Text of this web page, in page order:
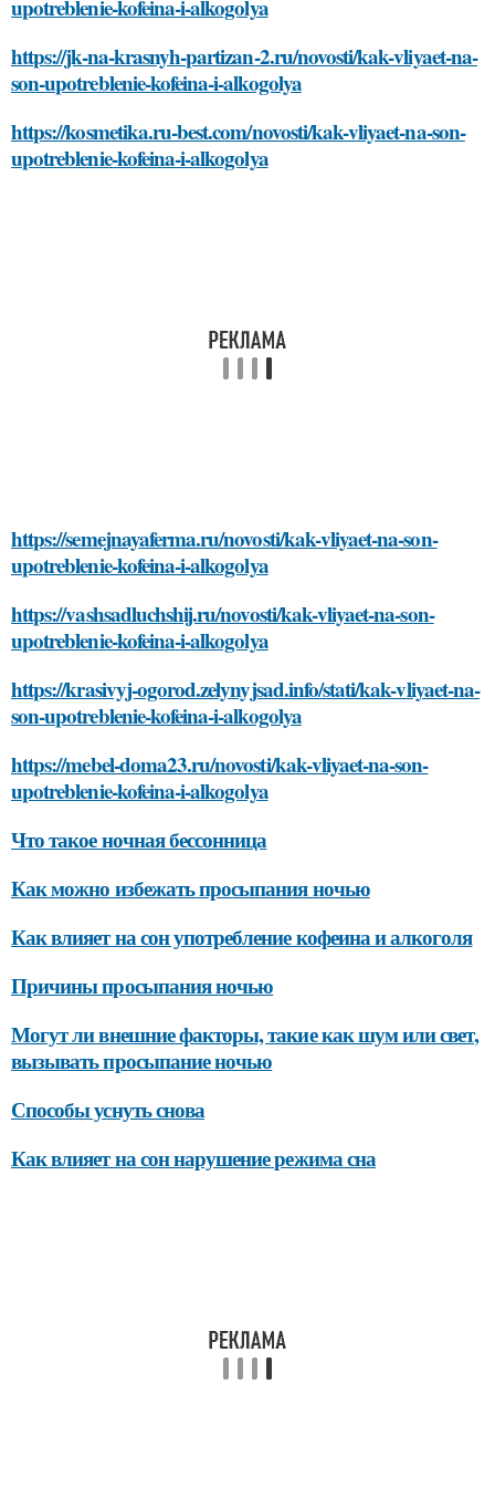
upotreblenie-kofeina-i-alkogolya
https://jk-na-krasnyh-partizan-2.ru/novosti/kak-vliyaet-na-
son-upotreblenie-kofeina-i-alkogolya
https://kosmetika.ru-best.com/novosti/kak-vliyaet-na-son-
upotreblenie-kofeina-i-alkogolya
https://semejnayaferma.ru/novosti/kak-vliyaet-na-son-
upotreblenie-kofeina-i-alkogolya
https://vashsadluchshij.ru/novosti/kak-vliyaet-na-son-
upotreblenie-kofeina-i-alkogolya
https://krasivyj-ogorod.zelynyjsad.info/stati/kak-vliyaet-na-
son-upotreblenie-kofeina-i-alkogolya
https://mebel-doma23.ru/novosti/kak-vliyaet-na-son-
upotreblenie-kofeina-i-alkogolya
Что такое ночная бессонница
Как можно избежать просыпания ночью
Как влияет на сон употребление кофеина и алкоголя
Причины просыпания ночью
Могут ли внешние факторы, такие как шум или свет,
вызывать просыпание ночью
Способы уснуть снова
Как влияет на сон нарушение режима сна